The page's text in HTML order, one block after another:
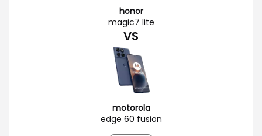
honor
magic7 lite
VS
motorola
edge 60 fusion